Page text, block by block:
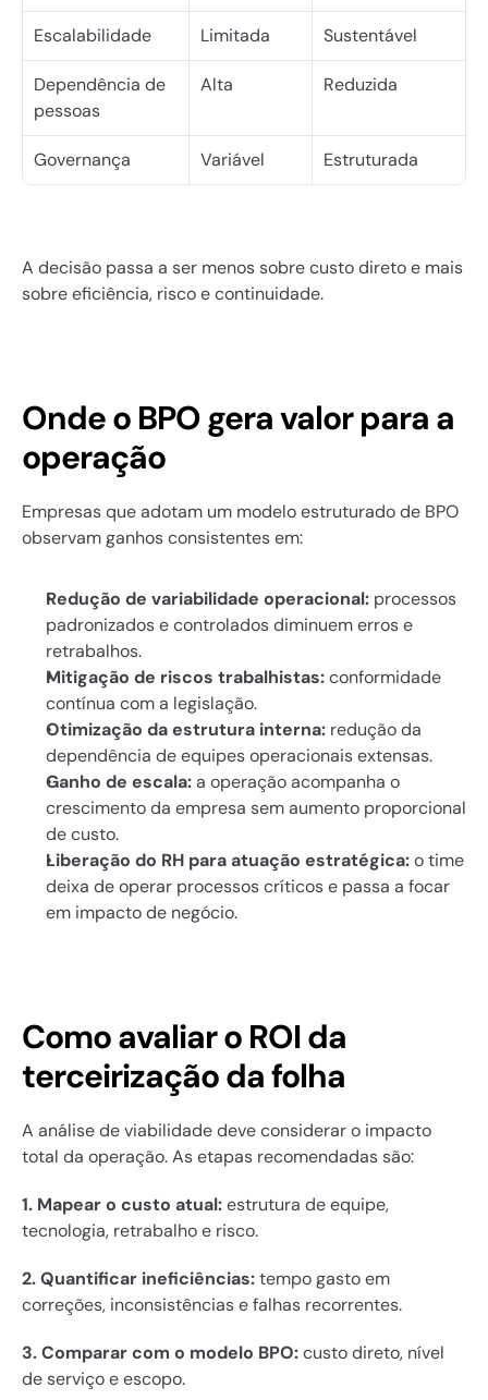
Escalabilidade Limitada Sustentável
Dependência de
pessoas
Alta Reduzida
Governança Variável Estruturada
A decisão passa a ser menos sobre custo direto e mais
sobre eficiência, risco e continuidade.
Onde o BPO gera valor para a
operação
Empresas que adotam um modelo estruturado de BPO
observam ganhos consistentes em:
Redução de variabilidade operacional: processos
padronizados e controlados diminuem erros e
retrabalhos.
Mitigação de riscos trabalhistas: conformidade
contínua com a legislação.
Otimização da estrutura interna: redução da
dependência de equipes operacionais extensas.
Ganho de escala: a operação acompanha o
crescimento da empresa sem aumento proporcional
de custo.
Liberação do RH para atuação estratégica: o time
deixa de operar processos críticos e passa a focar
em impacto de negócio.
Como avaliar o ROI da
terceirização da folha
A análise de viabilidade deve considerar o impacto
total da operação. As etapas recomendadas são:
1. Mapear o custo atual: estrutura de equipe,
tecnologia, retrabalho e risco.
2. Quantificar ineficiências: tempo gasto em
correções, inconsistências e falhas recorrentes.
3. Comparar com o modelo BPO: custo direto, nível
de serviço e escopo.